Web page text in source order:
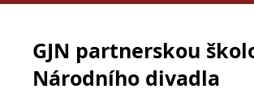
GJN partnerskou
Národního divadla